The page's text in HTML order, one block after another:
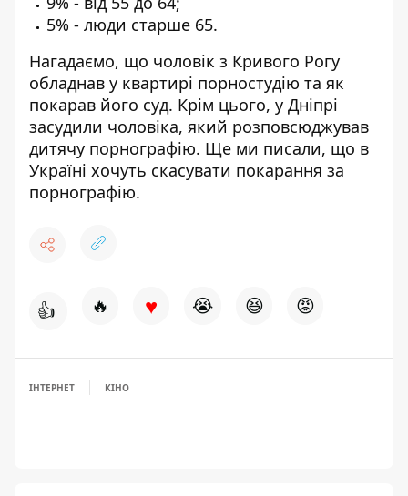
5% - люди старше 65.
Нагадаємо, що чоловік з Кривого Рогу
обладнав у квартирі порностудію та як
покарав його суд. Крім цього, у Дніпрі
засудили чоловіка, який розповсюджував
дитячу порнографію. Ще ми писали, що в
Україні хочуть скасувати покарання за
порнографію.
👍 🔥 ♥ 😭 😆 😡
ІНТЕРНЕТ КІНО